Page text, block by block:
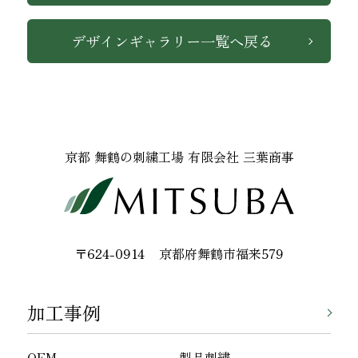
デザインギャラリー一覧へ戻る
京都 舞鶴の刺繍工場 有限会社 三葉商事
〒624-0914 京都府舞鶴市福来579
加工事例